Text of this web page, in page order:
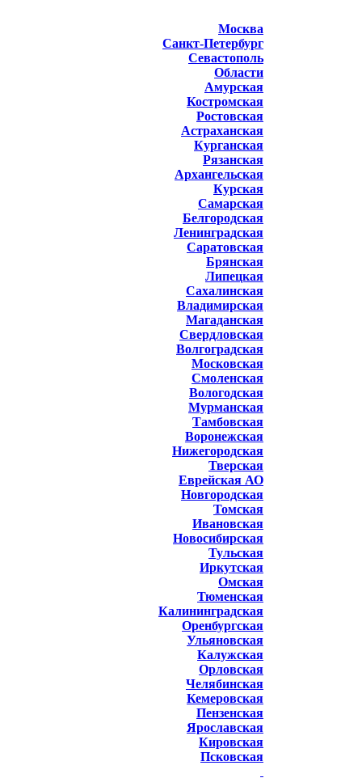
Москва
Санкт-Петербург
Севастополь
Области
Амурская
Костромская
Ростовская
Астраханская
Курганская
Рязанская
Архангельская
Курская
Самарская
Белгородская
Ленинградская
Саратовская
Брянская
Липецкая
Сахалинская
Владимирская
Магаданская
Свердловская
Волгоградская
Московская
Смоленская
Вологодская
Мурманская
Тамбовская
Воронежская
Нижегородская
Тверская
Еврейская АО
Новгородская
Томская
Ивановская
Новосибирская
Тульская
Иркутская
Омская
Тюменская
Калининградская
Оренбургская
Ульяновская
Калужская
Орловская
Челябинская
Кемеровская
Пензенская
Ярославская
Кировская
Псковская